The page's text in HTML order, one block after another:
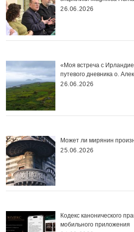
26.06.2026
«Моя встреча с
путевого дневника о.
26.06.2026
Может ли мирянин
25.06.2026
Кодекс канонического
мобильного приложения